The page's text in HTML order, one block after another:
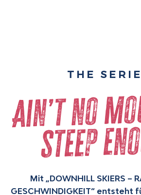
THE
Ain’t no
steep
Mit „DOWNHILL SKIERS –
GESCHWINDIGKEIT“ entsteht